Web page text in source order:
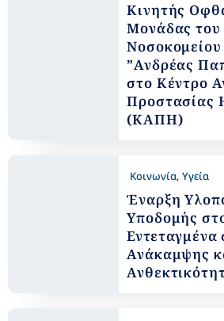
Κινητής
Μονάδας του
”Ανδρέας
στο Κέντρο
Προστασίας
(ΚΑΠΗ)
Κοινωνία,Υγεία
Έναρξη
Υποδομής
Εντεταγμένα
Ανάκαμψης